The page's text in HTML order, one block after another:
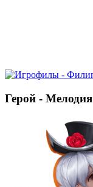
Герой - Мелодия